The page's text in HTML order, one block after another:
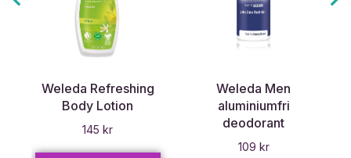
Weleda Refreshing
Body Lotion
145 kr
Weleda Men
aluminiumfri
deodorant
109 kr